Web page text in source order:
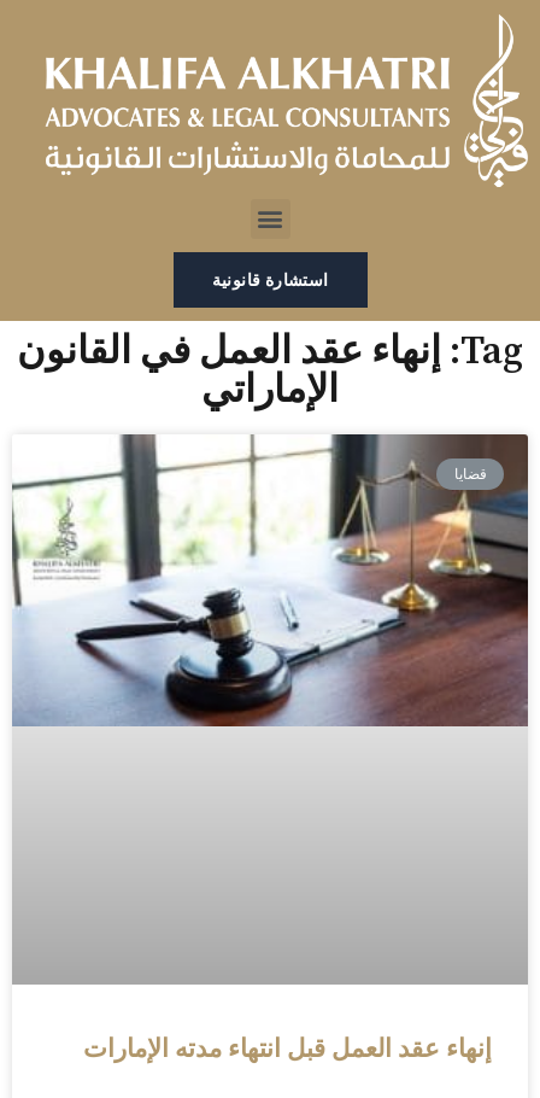
تخطي
المحتوى
Menu
استشارة قانونية
Tag: إنهاء عقد العمل في القانون
الإماراتي
قضايا
إنهاء عقد العمل قبل انتهاء مدته الإمارات